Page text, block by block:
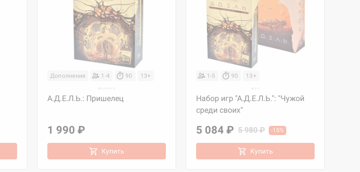
Дополнение 1-4 90 13+
А.Д.Е.Л.Ь.: Пришелец
1 990 ₽
Купить
1-5 90 13+
Набор игр "А.Д.Е.Л.Ь.": "Чужой
среди своих"
5 084 ₽ 5 980 ₽ -15%
Купить